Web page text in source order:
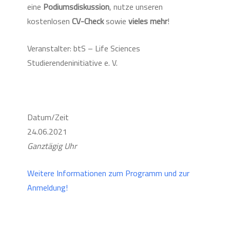
eine Podiumsdiskussion, nutze unseren
kostenlosen CV-Checksowie vieles mehr!
Veranstalter: btS – Life Sciences
Studierendeninitiative e. V.
Datum/Zeit
24.06.2021
Ganztägig Uhr
Weitere Informationen zum Programm und zur
Anmeldung!